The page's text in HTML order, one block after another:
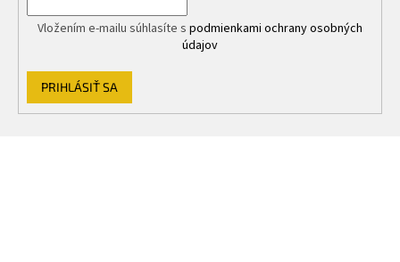
Vložením e-mailu súhlasíte s podmienkami ochrany osobných
údajov
PRIHLÁSIŤ SA